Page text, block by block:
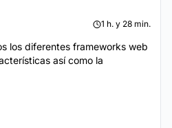
1 h. y 28 min.
los diferentes frameworks web
así como la